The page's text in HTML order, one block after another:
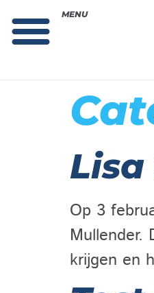
MENU
Op 3
Mullender.
krijgen en